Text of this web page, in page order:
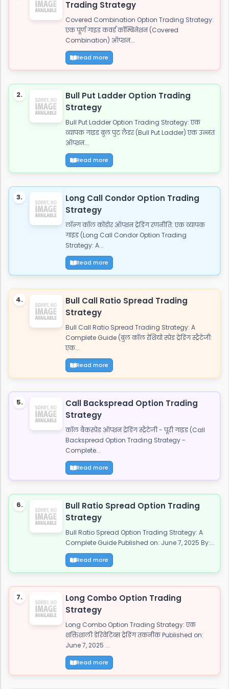
Trading Strategy
Covered Combination Option Trading Strategy:
एक पूर्ण गाइड कवर्ड कॉम्बिनेशन (Covered
Combination) ऑप्शन...
Read more
2.
Bull Put Ladder Option Trading
Strategy
Bull Put Ladder Option Trading Strategy: एक
व्यापक गाइड बुल पुट लैडर (Bull Put Ladder) एक उन्नत
ऑप्शन...
Read more
3.
Long Call Condor Option Trading
Strategy
लॉन्ग कॉल कोंडोर ऑप्शन ट्रेडिंग रणनीति: एक व्यापक
गाइड (Long Call Condor Option Trading
Strategy: A...
Read more
4.
Bull Call Ratio Spread Trading
Strategy
Bull Call Ratio Spread Trading Strategy: A
Complete Guide (बुल कॉल रेशियो स्प्रेड ट्रेडिंग स्ट्रैटेजी:
एक...
Read more
5.
Call Backspread Option Trading
Strategy
कॉल बैकस्प्रेड ऑप्शन ट्रेडिंग स्ट्रैटेजी - पूरी गाइड (Call
Backspread Option Trading Strategy -
Complete...
Read more
6.
Bull Ratio Spread Option Trading
Strategy
Bull Ratio Spread Option Trading Strategy: A
Complete Guide Published on: June 7, 2025 By:...
Read more
7.
Long Combo Option Trading
Strategy
Long Combo Option Trading Strategy: एक
शक्तिशाली डेरिवेटिव्स ट्रेडिंग तकनीक Published on:
June 7, 2025 ...
Read more